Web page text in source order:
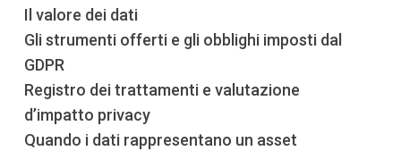
Il valore dei dati
Gli strumenti offerti e gli obblighi imposti dal
GDPR
Registro dei trattamenti e valutazione
d’impatto privacy
Quando i dati rappresentano un asset